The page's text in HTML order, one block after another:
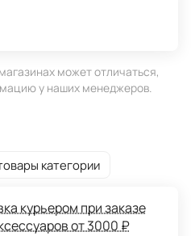
может отличаться,
у наших менеджеров.
категории
курьером при заказе
от 3000 ₽